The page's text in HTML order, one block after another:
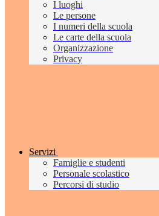
I luoghi
Le persone
I numeri della scuola
Le carte della scuola
Organizzazione
Privacy
Servizi
Famiglie e studenti
Personale scolastico
Percorsi di studio